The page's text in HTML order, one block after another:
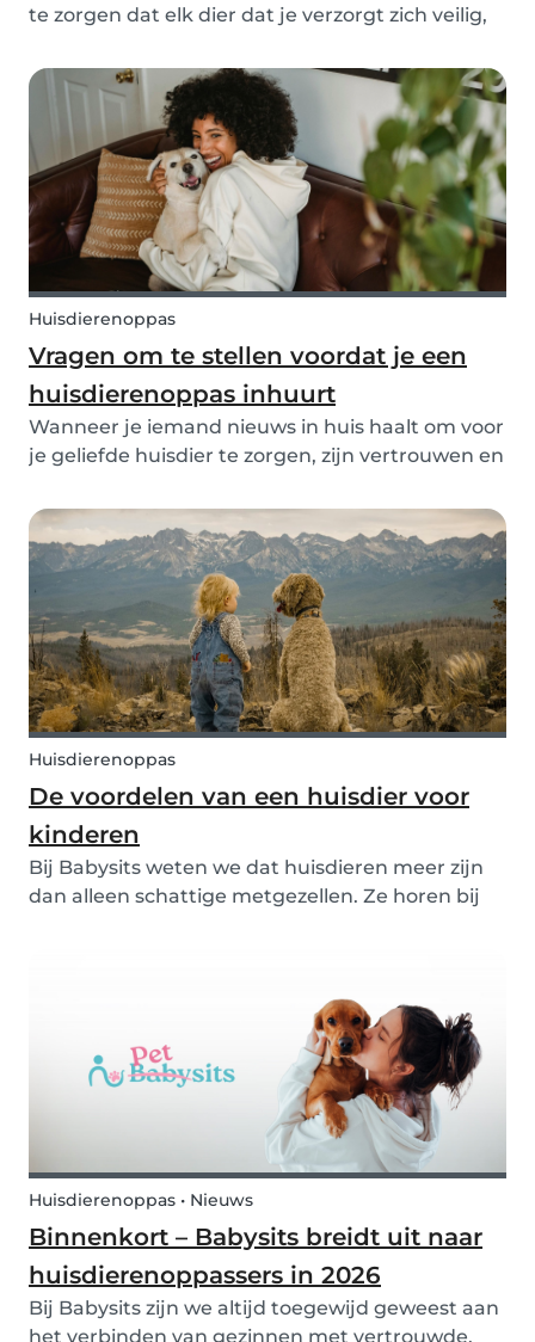
te zorgen dat elk dier dat je verzorgt zich veilig,
je echter precies weten wat jouw
verantwoordelijkheden zijn en wat het huisdier
en de eige...
Huisdierenoppas
Vragen om te stellen voordat je een
huisdierenoppas inhuurt
Wanneer je iemand nieuws in huis haalt om voor
je geliefde huisdier te zorgen, zijn vertrouwen en
hondenuitlater, kattenoppas of fulltime
hondenoppas inhuurt, de juiste vragen stellen
vanaf het begi...
Huisdierenoppas
De voordelen van een huisdier voor
kinderen
Bij Babysits weten we dat huisdieren meer zijn
dan alleen schattige metgezellen. Ze horen bij
Huisdierenoppas • Nieuws
Binnenkort – Babysits breidt uit naar
huisdierenoppassers in 2026
Bij Babysits zijn we altijd toegewijd geweest aan
het verbinden van gezinnen met vertrouwde,